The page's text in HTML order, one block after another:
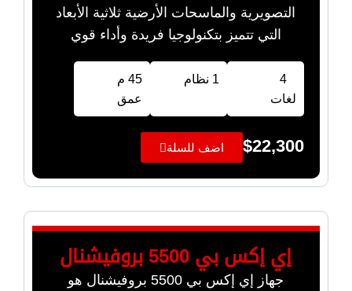
التصويرية والماسحات الأرضية ثلاثية الأبعاد
التي تتميز بتكنولوجيا فريدة وأداء قوي
4
لغات
1 نظام
45 م
عمق
$22,300 اضف للسلة
إي إكس بي 5500 بروفيشنال
جهاز إي إكس بي 5500 بروفيشنال هو